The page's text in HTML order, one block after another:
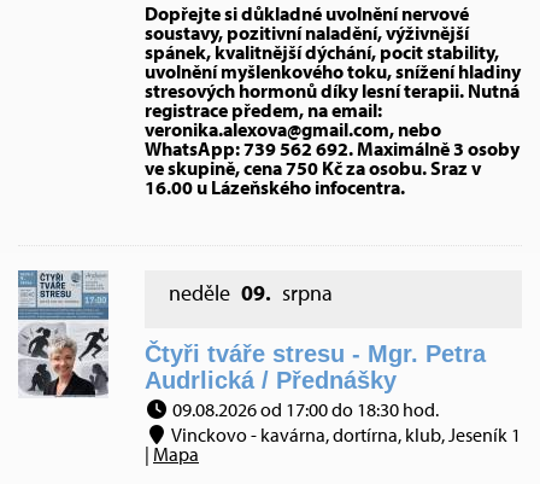
Dopřejte si důkladné uvolnění nervové
soustavy, pozitivní naladění, výživnější
spánek, kvalitnější dýchání, pocit stability,
uvolnění myšlenkového toku, snížení hladiny
stresových hormonů díky lesní terapii. Nutná
registrace předem, na email:
veronika.alexova@gmail.com, nebo
WhatsApp: 739 562 692. Maximálně 3 osoby
ve skupině, cena 750 Kč za osobu. Sraz v
16.00 u Lázeňského infocentra.
neděle 09. srpna
Čtyři tváře stresu - Mgr. Petra
Audrlická / Přednášky
09.08.2026 od 17:00 do 18:30 hod.
Vinckovo - kavárna, dortírna, klub, Jeseník 1
| Mapa